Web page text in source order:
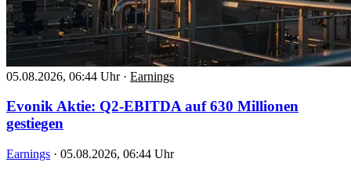
05.08.2026, 06:44 Uhr · Earnings
Evonik Aktie: Q2-EBITDA auf 630 Millionen
gestiegen
Earnings · 05.08.2026, 06:44 Uhr